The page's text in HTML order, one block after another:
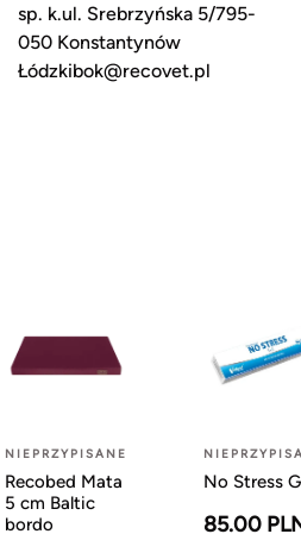
sp. k.ul. Srebrzyńska 5/795-
050 Konstantynów
Łódzkibok@recovet.pl
NIEPRZYPISANE
Recobed Mata
5 cm Baltic
bordo
No Stress
85.00